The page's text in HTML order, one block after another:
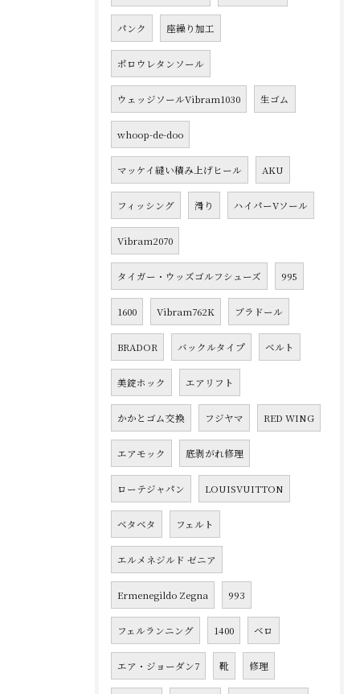
パンク 座繰り加工
ポロウレタンソール
ウェッジソールVibram1030 生ゴム
whoop-de-doo
マッケイ縫い積み上げヒール AKU
フィッシング 滑り ハイパーVソール
Vibram2070
タイガー・ウッズゴルフシューズ 995
1600 Vibram762K ブラドール
BRADOR バックルタイプ ベルト
美錠ホック エアリフト
かかとゴム交換 フジヤマ RED WING
エアモック 底剥がれ修理
ローテジャパン LOUISVUITTON
ベタベタ フェルト
エルメネジルド ゼニア
Ermenegildo Zegna 993
フェルランニング 1400 ベロ
エア・ジョーダン7 靴 修理